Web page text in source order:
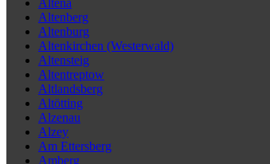
Altena
Altenberg
Altenburg
Altenkirchen (Westerwald)
Altensteig
Altentreptow
Altlandsberg
Altötting
Alzenau
Alzey
Am Ettersberg
Amberg